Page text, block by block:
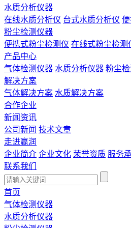
水质分析仪器
在线水质分析仪 台式水质分析仪
粉尘检测仪器
便携式粉尘检测仪 在线式粉尘检测
产品中心
气体检测仪器 水质分析仪器 粉尘
解决方案
气体解决方案 水质解决方案
合作企业
新闻资讯
公司新闻 技术文章
走进赢润
企业简介 企业文化 荣誉资质 服务
联系我们
首页
气体检测仪器
水质分析仪器